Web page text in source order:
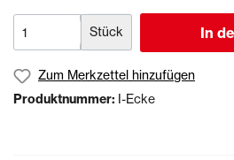
Stück In
Zum Merkzettel hinzufügen
Produktnummer: I-Ecke